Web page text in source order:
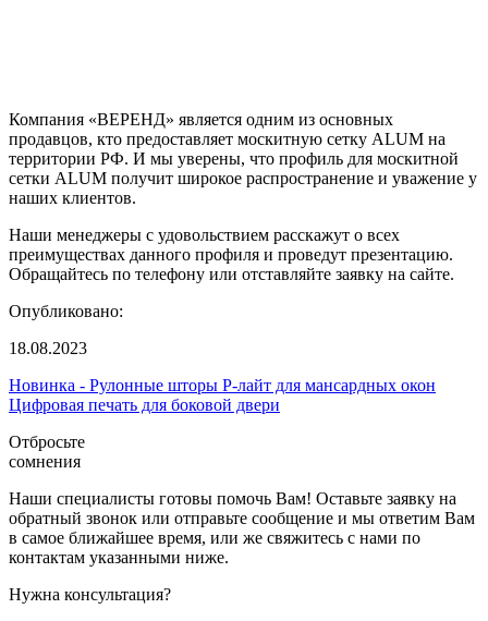
Компания «ВЕРЕНД» является одним из основных
продавцов, кто предоставляет москитную сетку ALUM на
территории РФ. И мы уверены, что профиль для москитной
сетки ALUM получит широкое распространение и уважение у
наших клиентов.
Наши менеджеры с удовольствием расскажут о всех
преимуществах данного профиля и проведут презентацию.
Обращайтесь по телефону или отставляйте заявку на сайте.
Опубликовано:
18.08.2023
Новинка - Рулонные шторы Р-лайт для мансардных окон
Цифровая печать для боковой двери
Отбросьте
сомнения
Наши специалисты готовы помочь Вам! Оставьте заявку на
обратный звонок или отправьте сообщение и мы ответим Вам
в самое ближайшее время, или же свяжитесь с нами по
контактам указанными ниже.
Нужна консультация?